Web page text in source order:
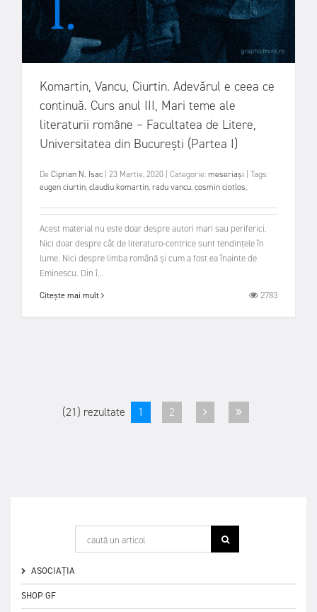
Komartin, Vancu, Ciurtin. Adevărul e ceea ce
continuă. Curs anul III, Mari teme ale
literaturii române – Facultatea de Litere,
Universitatea din București (Partea I)
De Ciprian N. Isac 23 Martie, 2020 Categorie:meseriași
Tags:
eugen ciurtin,claudiu komartin,radu vancu,cosmin ciotlos,
Acest material nu este doar despre autori mari sau periferici.
Nici doar despre cât de literaturo-centrice sunt tendințele în
lume. Nici despre limba română și cum a fost ea înainte de
Eminescu. Din î...
Citește mai mult 2783
(21) rezultate 1 2
ASOCIAȚIA
SHOP GF